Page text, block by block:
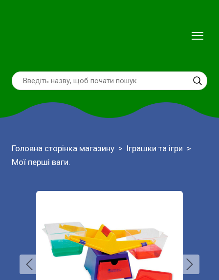
Головна сторінка магазину
Іграшки та ігри
Мої перші ваги.